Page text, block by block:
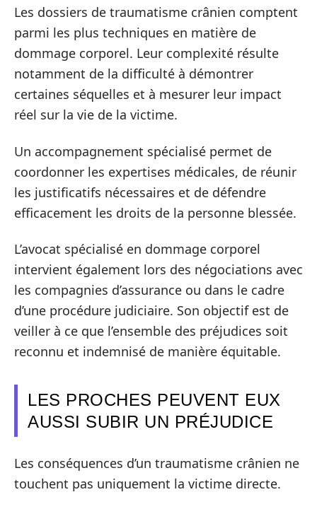
Les dossiers de traumatisme crânien comptent
parmi les plus techniques en matière de
dommage corporel. Leur complexité résulte
notamment de la difficulté à démontrer
certaines séquelles et à mesurer leur impact
réel sur la vie de la victime.
Un accompagnement spécialisé permet de
coordonner les expertises médicales, de réunir
les justificatifs nécessaires et de défendre
efficacement les droits de la personne blessée.
L’avocat spécialisé en dommage corporel
intervient également lors des négociations avec
les compagnies d’assurance ou dans le cadre
d’une procédure judiciaire. Son objectif est de
veiller à ce que l’ensemble des préjudices soit
reconnu et indemnisé de manière équitable.
LES PROCHES PEUVENT EUX
AUSSI SUBIR UN PRÉJUDICE
Les conséquences d’un traumatisme crânien ne
touchent pas uniquement la victime directe.